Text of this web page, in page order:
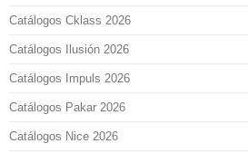
Catálogos Cklass 2026
Catálogos Ilusión 2026
Catálogos Impuls 2026
Catálogos Pakar 2026
Catálogos Nice 2026